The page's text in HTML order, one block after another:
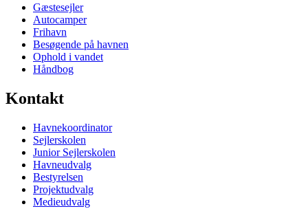
Gæstesejler
Autocamper
Frihavn
Besøgende på havnen
Ophold i vandet
Håndbog
Kontakt
Havnekoordinator
Sejlerskolen
Junior Sejlerskolen
Havneudvalg
Bestyrelsen
Projektudvalg
Medieudvalg